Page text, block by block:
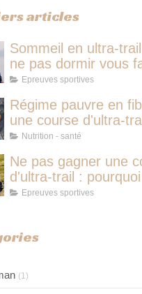
articles
Sommeil en ultra-
ne pas dormir vous
plus de temps qu'une
Epreuves sportives
Régime pauvre en
une course d'ultra-
protocole nutritionnel
Nutrition - santé
Ne pas gagner une
d'ultra-trail :
jamais avoir couru
Epreuves sportives
(1)